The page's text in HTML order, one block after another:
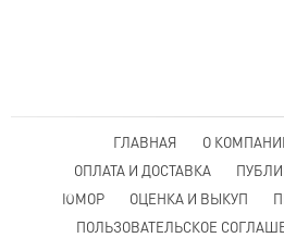
ГЛАВНАЯ О
ОПЛАТА И ДОСТАВКА
ЮМОР
ОЦЕНКА И ВЫКУП
ПОЛЬЗОВАТЕЛЬСКОЕ